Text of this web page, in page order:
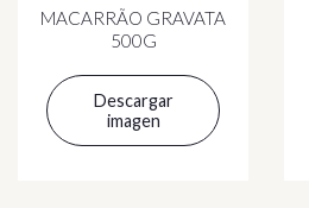
MACARRÃO GRAVATA
500G
Descargar
imagen